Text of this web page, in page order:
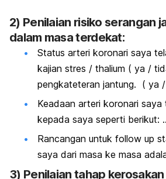
2) Penilaian risiko serangan
dalam masa terdekat:
Status arteri koronari saya
kajian stres / thalium ( ya /
pengkateteran jantung. ( ya
Keadaan arteri koronari saya
kepada saya seperti
Rancangan untuk follow up
saya dari masa ke masa
3) Penilaian tahap